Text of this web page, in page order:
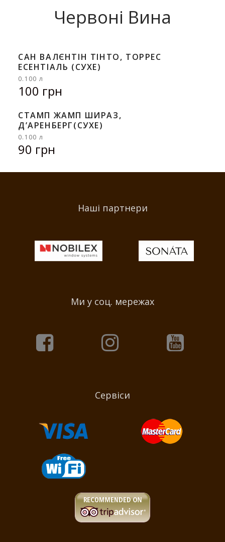
Червоні Вина
САН ВАЛЄНТІН ТІНТО, ТОРРЕС
ЕСЕНТІАЛЬ (СУХЕ)
0.100 л
100 грн
СТАМП ЖАМП ШИРАЗ,
Д’АРЕНБЕРГ(СУХЕ)
0.100 л
90 грн
Наші партнери
Ми у соц. мережах
Сервіси